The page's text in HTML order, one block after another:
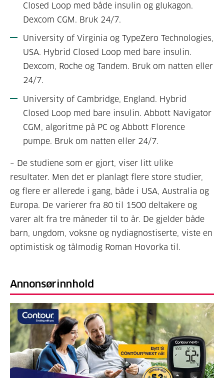
Closed Loop med både insulin og glukagon.
Dexcom CGM. Bruk 24/7.
University of Virginia og TypeZero Technologies,
USA. Hybrid Closed Loop med bare insulin.
Dexcom, Roche og Tandem. Bruk om natten eller
24/7.
University of Cambridge, England. Hybrid
Closed Loop med bare insulin. Abbott Navigator
CGM, algoritme på PC og Abbott Florence
pumpe. Bruk om natten eller 24/7.
– De studiene som er gjort, viser litt ulike
resultater. Men det er planlagt flere store studier,
og flere er allerede i gang, både i USA, Australia og
Europa. De varierer fra 80 til 1500 deltakere og
varer alt fra tre måneder til to år. De gjelder både
barn, ungdom, voksne og nydiagnostiserte, viste en
optimistisk og tålmodig Roman Hovorka til.
Annonsørinnhold